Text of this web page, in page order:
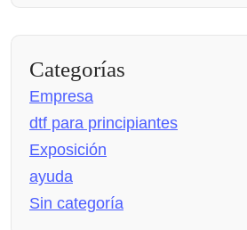
Categorías
Empresa
dtf para principiantes
Exposición
ayuda
Sin categoría